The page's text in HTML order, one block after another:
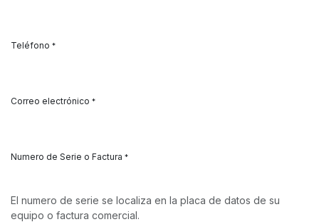
Teléfono *
Correo electrónico *
Numero de Serie o Factura *
El numero de serie se localiza en la placa de datos de su
equipo o factura comercial.